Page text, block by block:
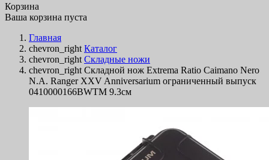
Корзина
Ваша корзина пуста
Главная
chevron_right Каталог
chevron_right Складные ножи
chevron_right Складной нож Extrema Ratio Caimano Nero
N.A. Ranger XXV Anniversarium ограниченный выпуск
0410000166BWTM 9.3см